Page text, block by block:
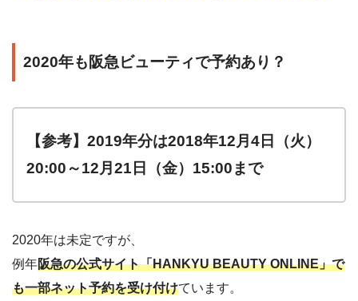
2020年も阪急ビューティで予約あり？
【参考】2019年分は2018年12月4日（火）
20:00～12月21日（金）15:00まで
2020年は未定ですが、
例年阪急の公式サイト「HANKYU BEAUTY ONLINE」で
も一部ネット予約を受け付けています。